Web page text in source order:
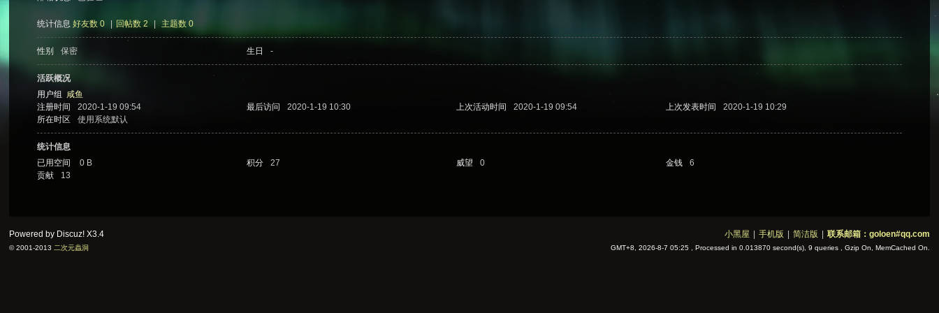
统计信息 好友数 0 回帖数 2 主题数 0
性别 保密 生日 -
活跃概况
用户组 咸鱼
注册时间
2020-1-19 09:54 最后访问 2020-1-19 10:30 上次活动时间 2020-1-19 09:54 上次发表时间
2020-1-19 10:29
所在时区
使用系统默认
统计信息
已用空间
0 B 积分 27 威望 0 金钱
6
贡献
13
小黑屋 手机版 简洁版 联系邮箱：goloen#qq.com
GMT+8, 2026-8-7 05:25 , Processed in 0.013870 second(s), 9 queries , Gzip On, MemCached On.
Powered by Discuz!X3.4
© 2001-2013 二次元蟲洞